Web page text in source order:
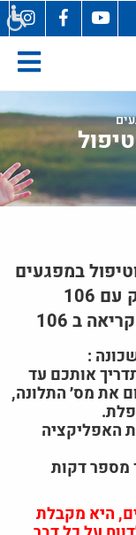
במפגעים
106
ב 106
:
תדריך אותכם עד
את מס׳ התלונה,
הורידו את האפליקציה
מספר דקות
היא מקבלת